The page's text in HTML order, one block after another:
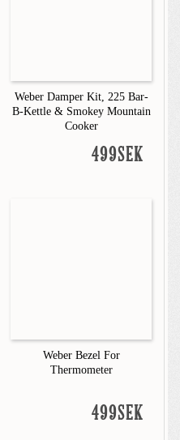
Weber Damper Kit, 225 Bar-
B-Kettle & Smokey Mountain
Cooker
499SEK
Weber Bezel For
Thermometer
499SEK